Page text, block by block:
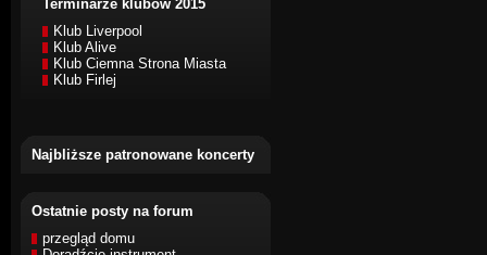
Terminarze klubów 2015
Klub Liverpool
Klub Alive
Klub Ciemna Strona Miasta
Klub Firlej
Najbliższe patronowane koncerty
Ostatnie posty na forum
przegląd domu